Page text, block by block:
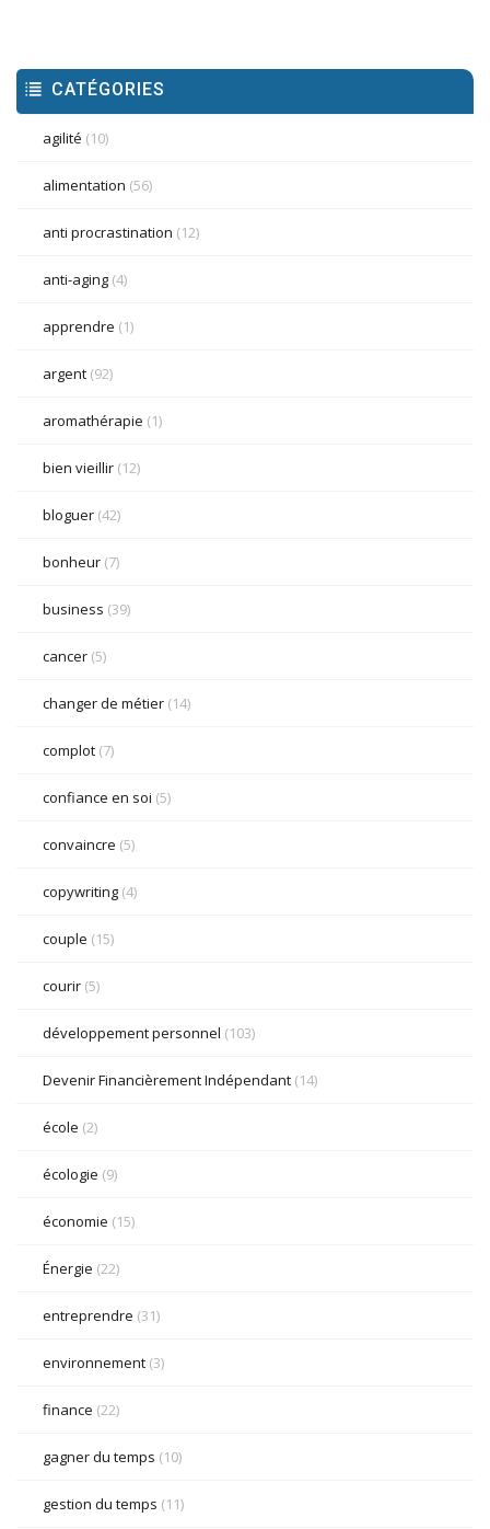
CATÉGORIES
agilité (10)
alimentation (56)
anti procrastination (12)
anti-aging (4)
apprendre (1)
argent (92)
aromathérapie (1)
bien vieillir (12)
bloguer (42)
bonheur (7)
business (39)
cancer (5)
changer de métier (14)
complot (7)
confiance en soi (5)
convaincre (5)
copywriting (4)
couple (15)
courir (5)
développement personnel (103)
Devenir Financièrement Indépendant (14)
école (2)
écologie (9)
économie (15)
Énergie (22)
entreprendre (31)
environnement (3)
finance (22)
gagner du temps (10)
gestion du temps (11)